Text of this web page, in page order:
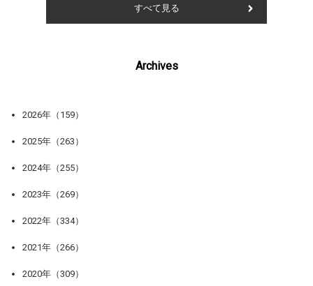
すべて見る
Archives
2026年（159）
2025年（263）
2024年（255）
2023年（269）
2022年（334）
2021年（266）
2020年（309）